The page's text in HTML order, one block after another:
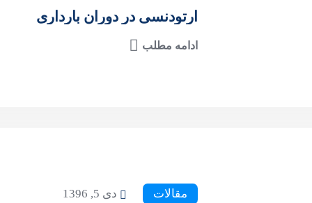
ارتودنسی در دوران بارداری
ادامه مطلب
مقالات دی 5, 1396